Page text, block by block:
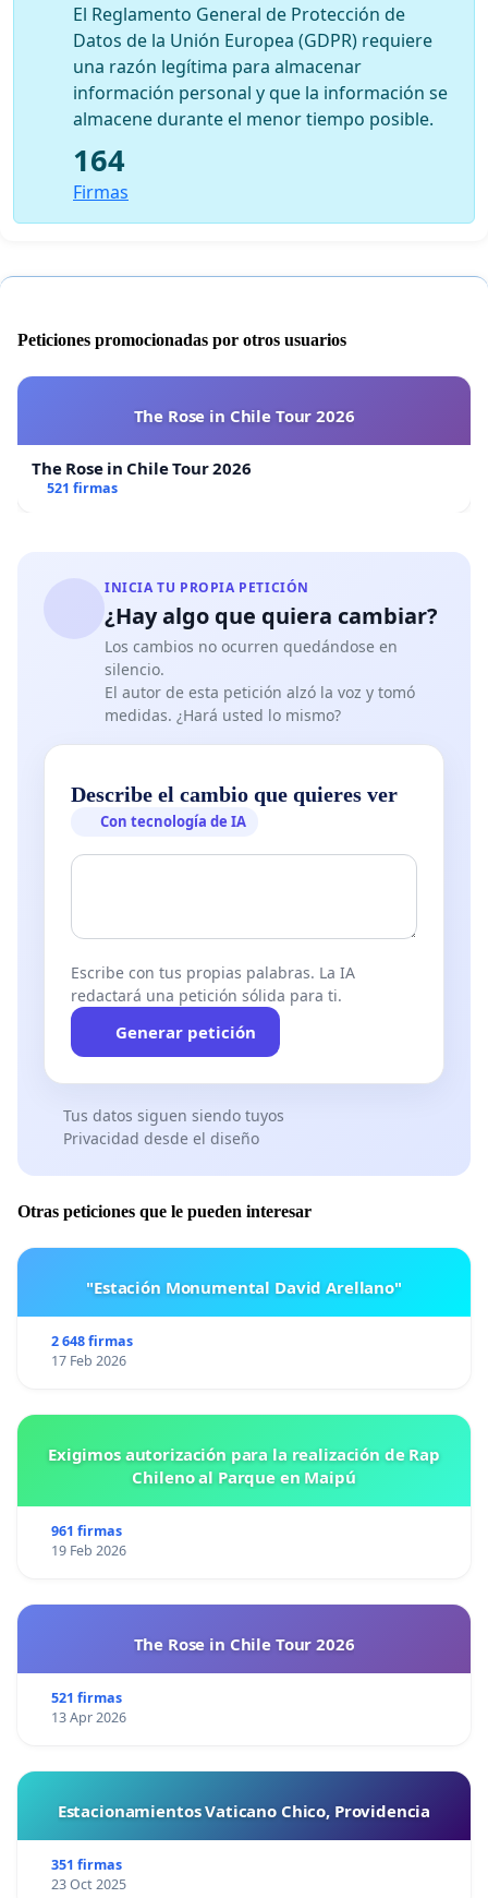
El Reglamento General de Protección de
Datos de la Unión Europea (GDPR) requiere
una razón legítima para almacenar
información personal y que la información se
almacene durante el menor tiempo posible.
164
Firmas
Peticiones promocionadas por otros usuarios
The Rose in Chile Tour 2026
The Rose in Chile Tour 2026
521 firmas
INICIA TU PROPIA PETICIÓN
¿Hay algo que quiera cambiar?
Los cambios no ocurren quedándose en
silencio.
El autor de esta petición alzó la voz y tomó
medidas. ¿Hará usted lo mismo?
Describe el cambio que quieres ver
Con tecnología de IA
Escribe con tus propias palabras. La IA
redactará una petición sólida para ti.
Generar petición
Tus datos siguen siendo tuyos
Privacidad desde el diseño
Otras peticiones que le pueden interesar
"Estación Monumental David Arellano"
2 648 firmas
17 Feb 2026
Exigimos autorización para la realización de Rap
Chileno al Parque en Maipú
961 firmas
19 Feb 2026
The Rose in Chile Tour 2026
521 firmas
13 Apr 2026
Estacionamientos Vaticano Chico, Providencia
351 firmas
23 Oct 2025